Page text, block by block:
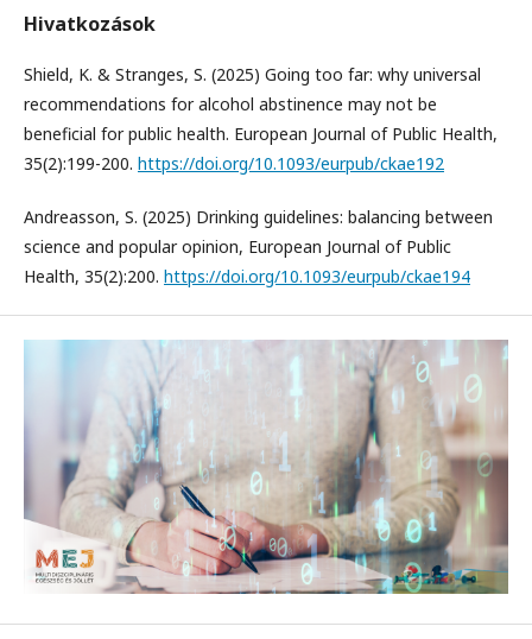
Hivatkozások
Shield, K. & Stranges, S. (2025) Going too far: why universal
recommendations for alcohol abstinence may not be
beneficial for public health. European Journal of Public Health,
35(2):199-200. https://doi.org/10.1093/eurpub/ckae192
Andreasson, S. (2025) Drinking guidelines: balancing between
science and popular opinion, European Journal of Public
Health, 35(2):200. https://doi.org/10.1093/eurpub/ckae194